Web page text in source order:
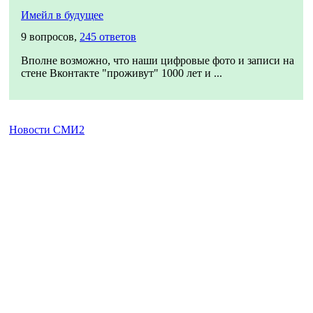
Имейл в будущее
9 вопросов, 245 ответов
Вполне возможно, что наши цифровые фото и записи на
стене Вконтакте "проживут" 1000 лет и ...
Новости СМИ2